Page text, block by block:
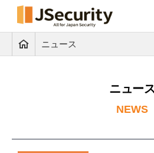
ニュース
ニュー
NEWS